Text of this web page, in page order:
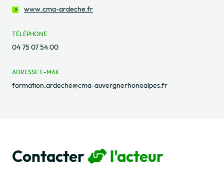
www.cma-ardeche.fr
TÉLÉPHONE
04 75 07 54 00
ADRESSE E-MAIL
formation.ardeche@cma-auvergnerhonealpes.fr
Contacter l'acteur